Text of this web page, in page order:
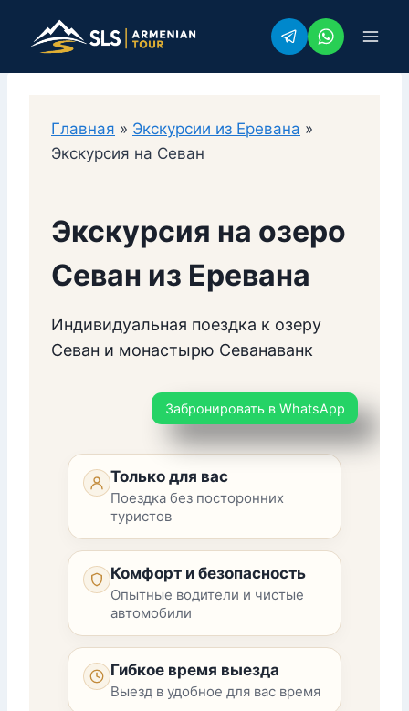
Главная » Экскурсии из Еревана »
Экскурсия на Севан
Экскурсия на озеро
Севан из Еревана
Индивидуальная поездка к озеру
Севан и монастырю Севанаванк
Забронировать в WhatsApp
Только для вас
Поездка без посторонних
туристов
Комфорт и безопасность
Опытные водители и чистые
автомобили
Гибкое время выезда
Выезд в удобное для вас время